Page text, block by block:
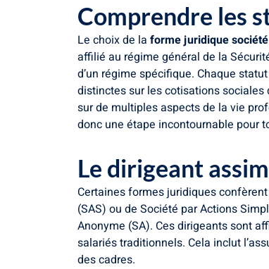
Comprendre les
Le choix de la forme juridique société
affilié au régime général de la
d’un régime spécifique. Chaque
distinctes sur les cotisations
sur de multiples aspects de la vie
donc une étape incontournable pour
Le dirigeant
Certaines formes juridiques
(SAS) ou de Société par Actions
Anonyme (SA). Ces dirigeants sont
salariés traditionnels. Cela inclut
des cadres.